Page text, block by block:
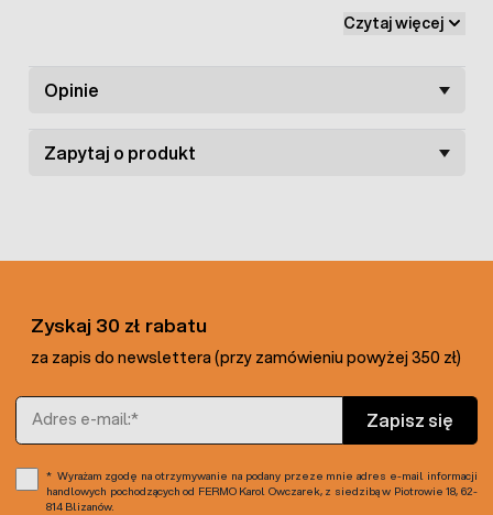
stabilność ogrodzenia nawet przy większych
Czytaj więcej
Opinie
Zapytaj o produkt
Zyskaj 30 zł rabatu
za zapis do newslettera (przy zamówieniu powyżej 350 zł)
Adres e-mail
Zapisz się
Wyrażam zgodę na otrzymywanie na podany przeze mnie adres e-mail informacji
handlowych pochodzących od FERMO Karol Owczarek, z siedzibą w Piotrowie 18, 62-
814 Blizanów.